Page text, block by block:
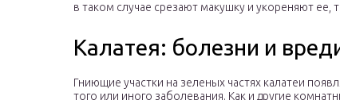
в таком случае срезают макушку и укореняют ее,
Калатея: болезни и
Гниющие участки на зеленых частях калатеи
того или иного заболевания. Как и другие